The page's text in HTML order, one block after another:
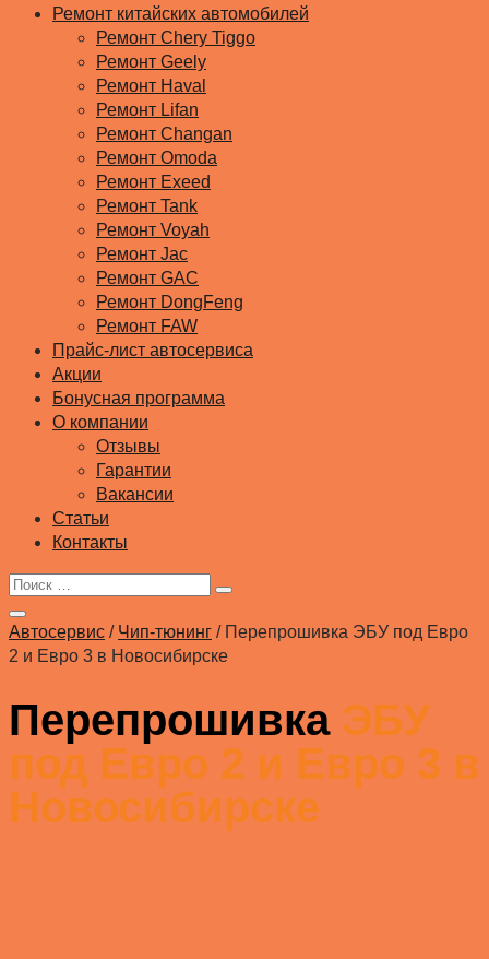
Ремонт китайских автомобилей
Ремонт Chery Tiggo
Ремонт Geely
Ремонт Haval
Ремонт Lifan
Ремонт Changan
Ремонт Omoda
Ремонт Exeed
Ремонт Tank
Ремонт Voyah
Ремонт Jac
Ремонт GAC
Ремонт DongFeng
Ремонт FAW
Прайс-лист автосервиса
Акции
Бонусная программа
О компании
Отзывы
Гарантии
Вакансии
Статьи
Контакты
Автосервис / Чип-тюнинг / Перепрошивка ЭБУ под Евро
2 и Евро 3 в Новосибирске
Перепрошивка ЭБУ
под Евро 2 и Евро 3 в
Новосибирске